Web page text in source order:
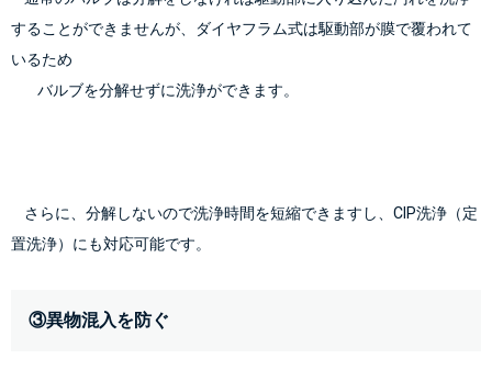
することができませんが、ダイヤフラム式は駆動部が膜で覆われて
いるため
        バルブを分解せずに洗浄ができます。
置洗浄）にも対応可能です。
③異物混入を防ぐ